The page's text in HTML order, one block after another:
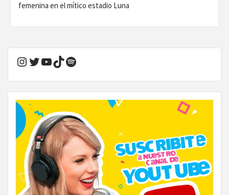
femenina en el mítico estadio Luna
Instagram
Twitter
YouTube
TikTokSpotify